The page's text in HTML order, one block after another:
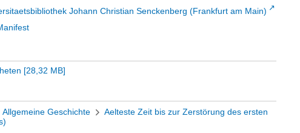
Johann Christian Senckenberg (Frankfurt am Main)
[28,32 MB]
Allgemeine Geschichte
Aelteste Zeit bis zur Zerstörung des ersten